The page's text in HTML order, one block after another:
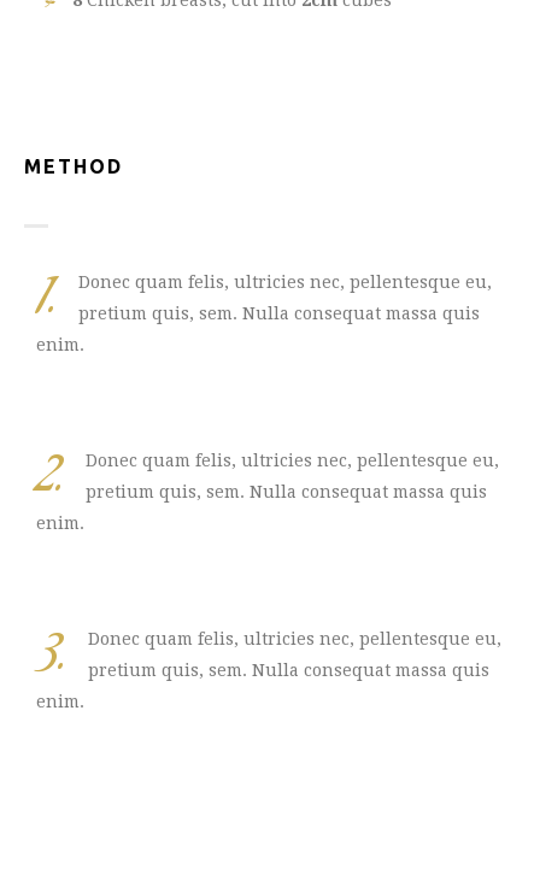
METHOD
1.
Donec quam felis, ultricies nec, pellentesque eu,
pretium quis, sem. Nulla consequat massa quis
enim.
2.
Donec quam felis, ultricies nec, pellentesque eu,
pretium quis, sem. Nulla consequat massa quis
enim.
3.
Donec quam felis, ultricies nec, pellentesque eu,
pretium quis, sem. Nulla consequat massa quis
enim.